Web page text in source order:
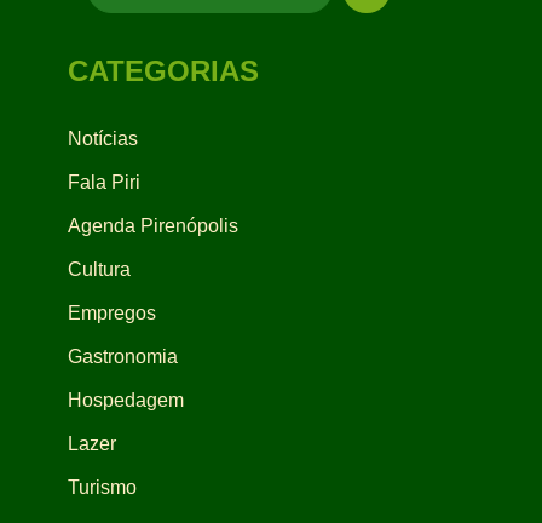
CATEGORIAS
Notícias
Fala Piri
Agenda Pirenópolis
Cultura
Empregos
Gastronomia
Hospedagem
Lazer
Turismo